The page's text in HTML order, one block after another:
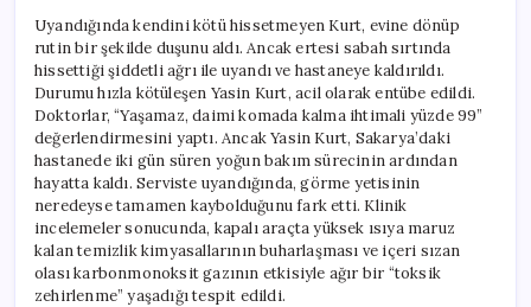
Uyandığında kendini kötü hissetmeyen Kurt, evine dönüp
rutin bir şekilde duşunu aldı. Ancak ertesi sabah sırtında
hissettiği şiddetli ağrı ile uyandı ve hastaneye kaldırıldı.
Durumu hızla kötüleşen Yasin Kurt, acil olarak entübe edildi.
Doktorlar, “Yaşamaz, daimi komada kalma ihtimali yüzde 99”
değerlendirmesini yaptı. Ancak Yasin Kurt, Sakarya’daki
hastanede iki gün süren yoğun bakım sürecinin ardından
hayatta kaldı. Serviste uyandığında, görme yetisinin
neredeyse tamamen kaybolduğunu fark etti. Klinik
incelemeler sonucunda, kapalı araçta yüksek ısıya maruz
kalan temizlik kimyasallarının buharlaşması ve içeri sızan
olası karbonmonoksit gazının etkisiyle ağır bir “toksik
zehirlenme” yaşadığı tespit edildi.